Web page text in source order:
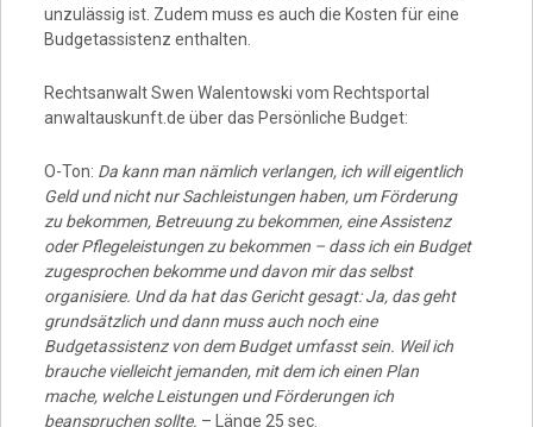
unzulässig ist. Zudem muss es auch die Kosten für eine
Budgetassistenz enthalten.
Rechtsanwalt Swen Walentowski vom Rechtsportal
anwaltauskunft.de über das Persönliche Budget:
O-Ton: Da kann man nämlich verlangen, ich will eigentlich
Geld und nicht nur Sachleistungen haben, um Förderung
zu bekommen, Betreuung zu bekommen, eine Assistenz
oder Pflegeleistungen zu bekommen – dass ich ein Budget
zugesprochen bekomme und davon mir das selbst
organisiere. Und da hat das Gericht gesagt: Ja, das geht
grundsätzlich und dann muss auch noch eine
Budgetassistenz von dem Budget umfasst sein. Weil ich
brauche vielleicht jemanden, mit dem ich einen Plan
mache, welche Leistungen und Förderungen ich
beanspruchen sollte. – Länge 25 sec.